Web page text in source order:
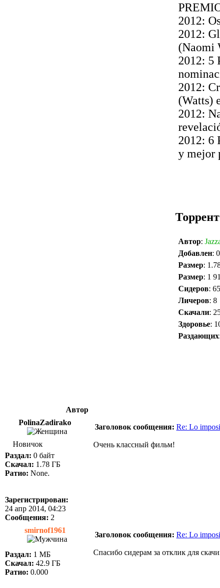
2012:
2012:
(Naomi
2012: 5
2012:
(Watts)
2012:
2012: 6
y mejor
Торрент
Автор:
Добавлен:
Размер:
Размер: 1
Сидеров: 65
Личеров: 8
Скачали:
Здоровье:
Раздающих
Автор
PolinaZadirako
Заголовок сообщения: Re: Lo
Новичок
Раздал: 0 байт
Скачал: 1.78 ГБ
Ратио: None.
Зарегистрирован:
24 апр 2014, 04:23
Сообщения: 2
Очень классный фильм!
smirnof1961
Заголовок сообщения: Re: Lo
Раздал: 1 МБ
Скачал: 42.9 ГБ
Ратио: 0.000
Спасибо сидерам за отклик для